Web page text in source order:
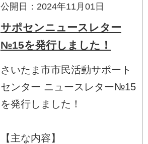
公開日：2024年11月01日
サポセンニュースレター
№15を発行しました！
さいたま市市民活動サポート
センター ニュースレター№15
を発行しました！
【主な内容】